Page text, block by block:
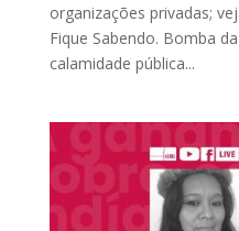
organizações privadas;
Fique Sabendo. Bomba
calamidade pública...